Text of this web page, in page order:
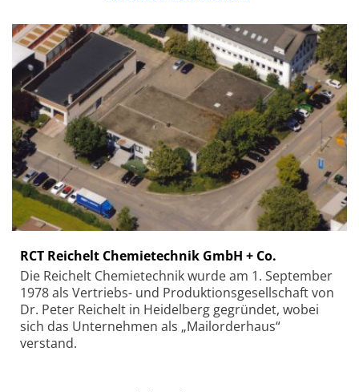
RCT Reichelt Chemietechnik GmbH + Co.
Die Reichelt Chemietechnik wurde am 1. September
1978 als Vertriebs- und Produktionsgesellschaft von
Dr. Peter Reichelt in Heidelberg gegründet, wobei
sich das Unternehmen als „Mailorderhaus“
verstand.